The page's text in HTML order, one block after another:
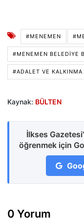
#MENEMEN
#MENEMEN BELEDIYE
#ADALET VE KALKINMA
Kaynak: BÜLTEN
İlkses
öğrenmek için
0 Yorum